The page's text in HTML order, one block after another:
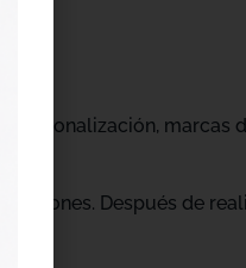
personalización, marcas
Después de